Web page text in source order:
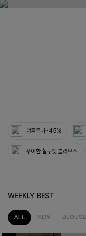
여름특가~45%
우아한 실루엣 블라우스
WEEKLY BEST
ALL NEW BLOUSE